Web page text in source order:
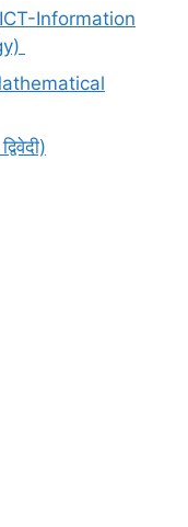
(ICT-Information